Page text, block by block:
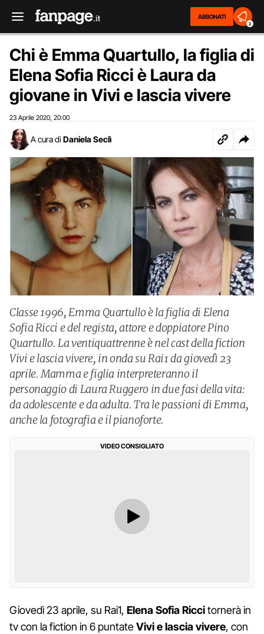
ABBONATI
2
Chi è Emma Quartullo, la figlia di
Elena Sofia Ricci è Laura da
giovane in Vivi e lascia vivere
23 Aprile 2020 20:00
A cura di Daniela Seclì
Classe 1996, Emma Quartullo è la figlia di Elena
Sofia Ricci e del regista, attore e doppiatore Pino
Quartullo. La ventiquattrenne è nel cast della fiction
Vivi e lascia vivere, in onda su Rai1 da giovedì 23
aprile. Mamma e figlia interpreteranno il
personaggio di Laura Ruggero in due fasi della vita:
da adolescente e da adulta. Tra le passioni di Emma,
anche la fotografia e il pianoforte.
VIDEO CONSIGLIATO
Giovedì 23 aprile, su Rai1, Elena Sofia Riccitornerà in
tv con la fiction in 6 puntateVivi e lascia vivere, con